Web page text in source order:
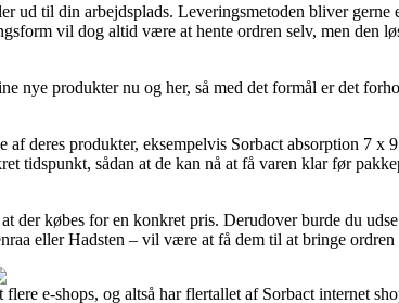
til din arbejdsplads. Leveringsmetoden bliver gerne
vil dog altid være at hente ordren selv, men den
nye produkter nu og her, så med det formål er det
deres produkter, eksempelvis Sorbact absorption 7 x
tidspunkt, sådan at de kan nå at få varen klar før
købes for en konkret pris. Derudover burde du
eller Hadsten – vil være at få dem til at bringe ordren
e-shops, og altså har flertallet af Sorbact internet